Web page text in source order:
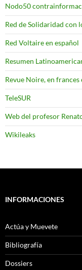
Nodo50
Red de Solidaridad con
Red Voltaire en español
Resumen
Revue Noire, en frances
TeleSUR
Web del profesor
Wikileaks
INFORMACIONES
Actúa y Muevete
Bibliografía
Dossiers